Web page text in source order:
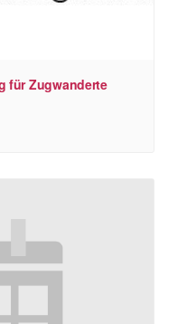
für Zugwanderte